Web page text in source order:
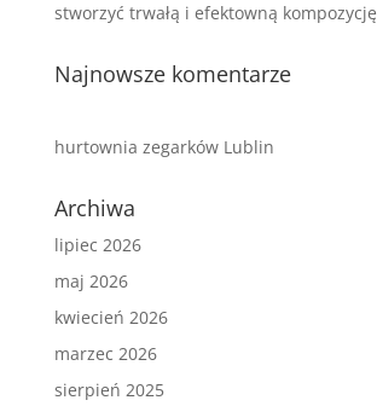
stworzyć trwałą i efektowną kompozycję
Najnowsze komentarze
hurtownia zegarków Lublin
Archiwa
lipiec 2026
maj 2026
kwiecień 2026
marzec 2026
sierpień 2025